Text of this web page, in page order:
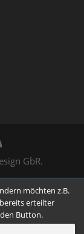
GbR.
möchten z.B.
erteilter
Button.